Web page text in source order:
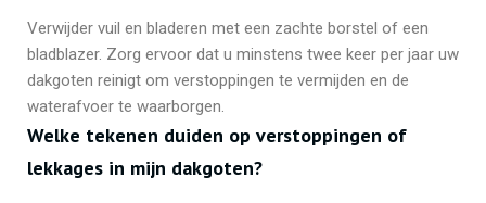
Verwijder vuil en bladeren met een zachte borstel of een
bladblazer. Zorg ervoor dat u minstens twee keer per jaar uw
dakgoten reinigt om verstoppingen te vermijden en de
waterafvoer te waarborgen.
Welke tekenen duiden op verstoppingen of
lekkages in mijn dakgoten?